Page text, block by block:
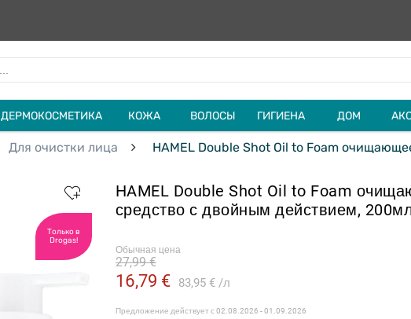
ДЕРМОКОСМЕТИКА КОЖА ВОЛОСЫ ГИГИЕНА ДОМ
Для очистки лица HAMEL Double Shot Oil to Foam
Только в
Drogas!
HAMEL Double Shot Oil to Foam
средство с двойным действием,
Обычная цена
16,79 € 83,95 € л
27,99 €
Предложение действует с02.08.2026 - 01.09.2026